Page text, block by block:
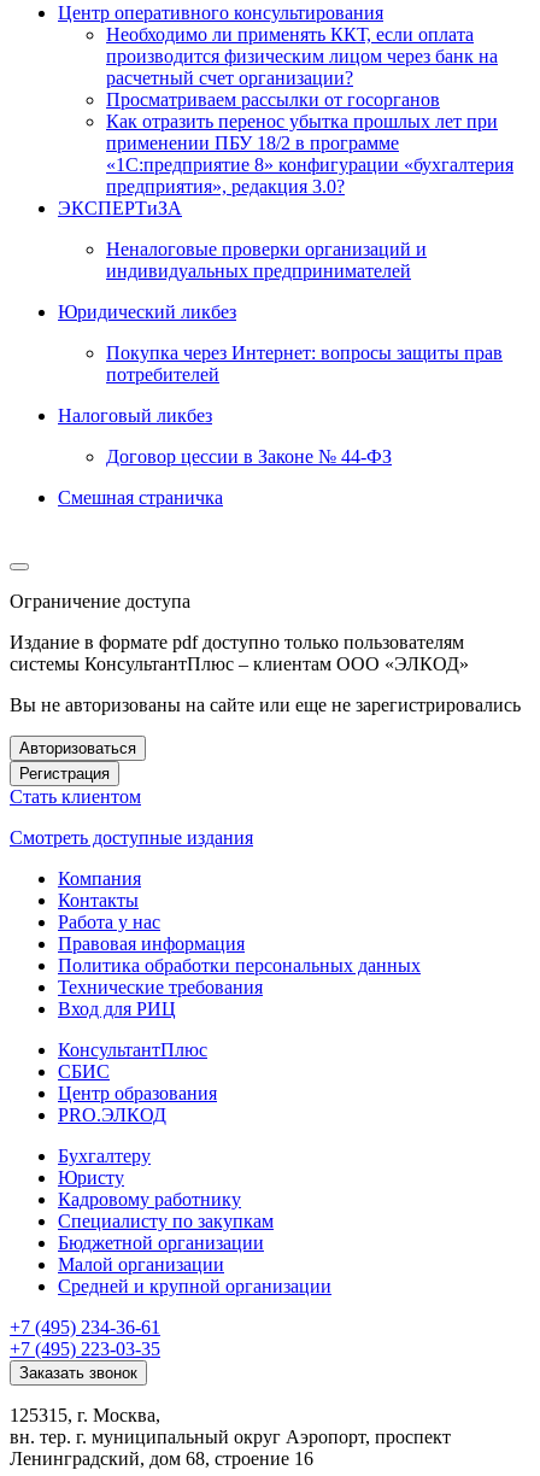
Центр оперативного консультирования
Необходимо ли применять ККТ, если оплата
производится физическим лицом через банк на
расчетный счет организации?
Просматриваем рассылки от госорганов
Как отразить перенос убытка прошлых лет при
применении ПБУ 18/2 в программе
«1С:предприятие 8» конфигурации «бухгалтерия
предприятия», редакция 3.0?
ЭКСПЕРТиЗА
Неналоговые проверки организаций и
индивидуальных предпринимателей
Юридический ликбез
Покупка через Интернет: вопросы защиты прав
потребителей
Налоговый ликбез
Договор цессии в Законе № 44-ФЗ
Смешная страничка
Ограничение доступа
Издание в формате pdf доступно только пользователям
системы КонсультантПлюс – клиентам ООО «ЭЛКОД»
Вы не авторизованы на сайте или еще не зарегистрировались
Авторизоваться
Регистрация
Стать клиентом
Смотреть доступные издания
Компания
Контакты
Работа у нас
Правовая информация
Политика обработки персональных данных
Технические требования
Вход для РИЦ
КонсультантПлюс
СБИС
Центр образования
PRO.ЭЛКОД
Бухгалтеру
Юристу
Кадровому работнику
Специалисту по закупкам
Бюджетной организации
Малой организации
Средней и крупной организации
+7 (495) 234-36-61
+7 (495) 223-03-35
Заказать звонок
125315, г. Москва,
вн. тер. г. муниципальный округ Аэропорт, проспект
Ленинградский, дом 68, строение 16